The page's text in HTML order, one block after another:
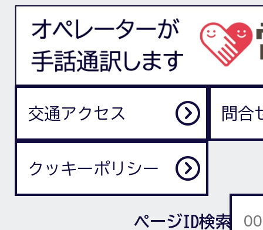
交通アクセス 問合
クッキーポリシー
ページID検索